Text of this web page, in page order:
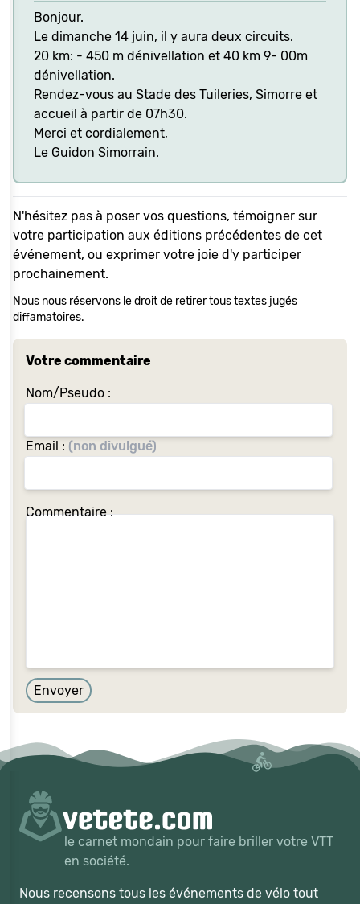
Bonjour.
Le dimanche 14 juin, il y aura deux circuits.
20 km: - 450 m dénivellation et 40 km 9- 00m
dénivellation.
Rendez-vous au Stade des Tuileries, Simorre et
accueil à partir de 07h30.
Merci et cordialement,
Le Guidon Simorrain.
N'hésitez pas à poser vos questions, témoigner sur
votre participation aux éditions précédentes de cet
événement, ou exprimer votre joie d'y participer
prochainement.
Nous nous réservons le droit de retirer tous textes jugés
diffamatoires.
Votre commentaire
Nom/Pseudo :
Email : (non divulgué)
Commentaire :
Envoyer
le carnet mondain pour faire briller votre VTT
en société.
Nous recensons tous les événements de vélo tout